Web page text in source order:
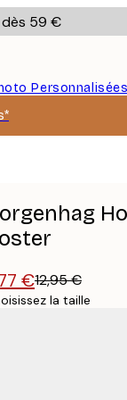
59 €
€12,95 €
la taille